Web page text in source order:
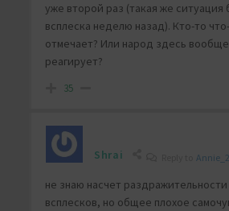
уже второй раз (такая же ситуация
всплеска неделю назад). Кто-то
отмечает? Или народ здесь вообще
реагирует?
35
Shrai Annie_2
не знаю насчет
всплесков, но общее плохое